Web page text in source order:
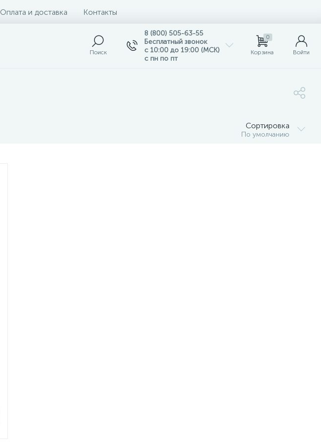
Оплата и доставка Контакты
Поиск
8 (800) 505-63-55
Бесплатный звонок
с 10:00 до 19:00 (МСК)
с пн по пт
0
Корзина Войти
Сортировка
По умолчанию